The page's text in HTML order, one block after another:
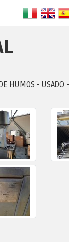
HUMOS - USADO -